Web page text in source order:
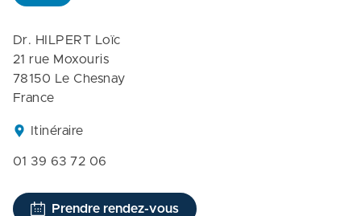
Dr. HILPERT Loïc
21 rue Moxouris
78150 Le Chesnay
France
Itinéraire
01 39 63 72 06
Prendre rendez-vous